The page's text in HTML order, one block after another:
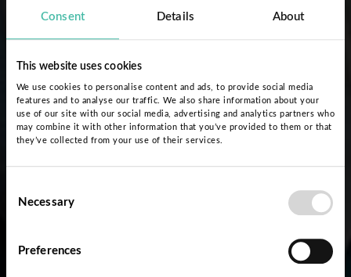
Consent Details About
This website uses cookies
We use cookies to personalise content and ads, to provide social media
features and to analyse our traffic. We also share information about your
use of our site with our social media, advertising and analytics partners who
may combine it with other information that you’ve provided to them or that
they’ve collected from your use of their services.
Selection
Necessary
Preferences